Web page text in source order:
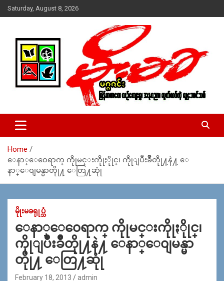
Skip
to
Saturday, August 8, 2026
MoeMaKa Burmese News &
Media
ယ္ေရး – အမွတ္ ၂၅၄၊ ပထပ္၊ လမ္း ၄၀၊ ေက်ာက္တံတား၊ ရန္ကုန္။
(ဖုုံး – ၀၉ ၂၅၂ ၂၄၉ ၀၉၄ ၊ ၀၉ ၄၂၁ ၇၄၃ ၇၅၃ ၊ ၀၉ ၅၀၄ ၁၀ ၅၈) ျ
ဇာေစ်းသစ္ ။ ၀၉ ၇၈၆၈၃၇ ၃၀၅ / ၀၉ ၉၆၃၆၉၉၈၃၄
Home
ေနာ္ေ၀ေရာက္ ကိုုမင္းကိုုႏိုုင္၊ ကိုုျပဳံးခ်ဳိတိုု႔နဲ႔ ေ
နာ္ေ၀ျမန္မာတိုု႔ ေတြ႔ဆုုံ
မိုုးမခရုုပ္သံ
ေနာ္ေ၀ေရာက္ ကိုုမင္းကိုုႏိုုင္၊
ကိုုျပဳံးခ်ဳိတိုု႔နဲ႔ ေနာ္ေ၀ျမန္မာ
တိုု႔ ေတြ႔ဆုုံ
February 18, 2013 admin